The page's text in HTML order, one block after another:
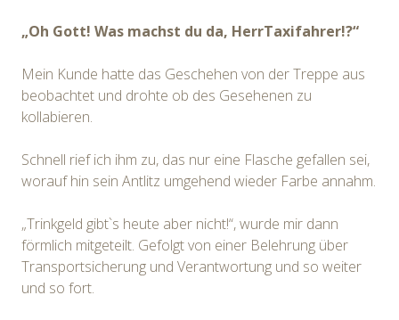
„Oh Gott! Was machst du da, HerrTaxifahrer!?“
Mein Kunde hatte das Geschehen von der Treppe aus
beobachtet und drohte ob des Gesehenen zu
kollabieren.
Schnell rief ich ihm zu, das nur eine Flasche gefallen sei,
worauf hin sein Antlitz umgehend wieder Farbe annahm.
„Trinkgeld gibt`s heute aber nicht!“, wurde mir dann
förmlich mitgeteilt. Gefolgt von einer Belehrung über
Transportsicherung und Verantwortung und so weiter
und so fort.